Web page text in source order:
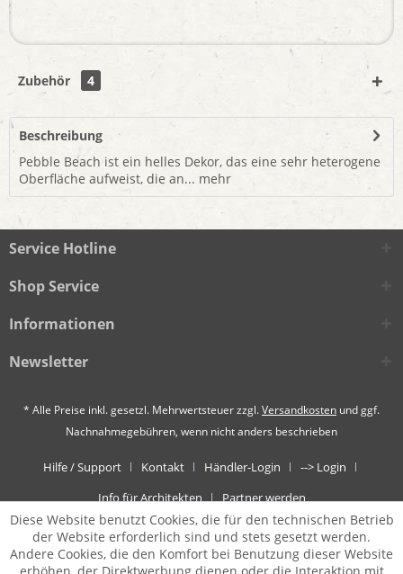
Zubehör 4
Beschreibung
Pebble Beach ist ein helles Dekor, das eine sehr heterogene
Oberfläche aufweist, die an... mehr
Service Hotline
Shop Service
Informationen
Newsletter
* Alle Preise inkl. gesetzl. Mehrwertsteuer zzgl.Versandkosten und ggf.
Nachnahmegebühren, wenn nicht anders beschrieben
Hilfe / Support Kontakt Händler-Login
--> Login
Info für Architekten
Partner werden
Diese Website benutzt Cookies, die für den technischen Betrieb
der Website erforderlich sind und stets gesetzt werden.
Andere Cookies, die den Komfort bei Benutzung dieser Website